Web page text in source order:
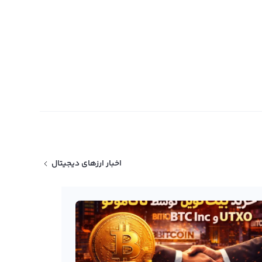
اخبار ارزهای دیجیتال